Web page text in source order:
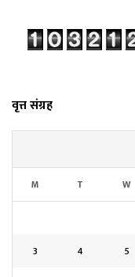
वृत्त संग्रह
M T W
3
4 5